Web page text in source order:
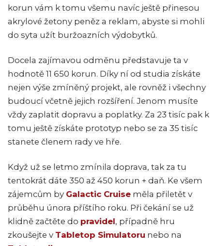
korun vám k tomu všemu navíc ještě přinesou
akrylové žetony peněz a reklam, abyste si mohli
do syta užít buržoazních výdobytků.
Docela zajímavou odměnu představuje ta v
hodnotě 11 650 korun. Díky ní od studia získáte
nejen výše zmíněný projekt, ale rovněž i všechny
budoucí včetně jejich rozšíření. Jenom musíte
vždy zaplatit dopravu a poplatky. Za 23 tisíc pak k
tomu ještě získáte prototyp nebo se za 35 tisíc
stanete členem rady ve hře.
Když už se letmo zmínila doprava, tak za tu
tentokrát dáte 350 až 450 korun + daň. Ke všem
zájemcům by Galactic Cruise měla přiletět v
průběhu února příštího roku. Při čekání se už
klidně začtěte do pravidel, případně hru
zkoušejte v Tabletop Simulatoru nebo na